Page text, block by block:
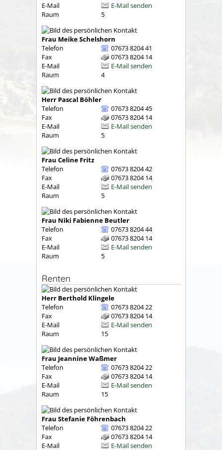
E-Mail
E-Mail senden
Raum
5
Frau MeikeSchelshorn
Telefon
07673 8204 41
Fax
07673 8204 14
E-Mail
E-Mail senden
Raum
4
Herr Pascal Böhler
Telefon
07673 8204 45
Fax
07673 8204 14
E-Mail
E-Mail senden
Raum
5
Frau Celine Fritz
Telefon
07673 8204 42
Fax
07673 8204 14
E-Mail
E-Mail senden
Raum
5
Frau Niki Fabienne Beutler
Telefon
07673 8204 44
Fax
07673 8204 14
E-Mail
E-Mail senden
Raum
5
Renten
Herr Berthold Klingele
Telefon
07673 8204 22
Fax
07673 8204 14
E-Mail
E-Mail senden
Raum
15
Frau JeannineWaßmer
Telefon
07673 8204 22
Fax
07673 8204 14
E-Mail
E-Mail senden
Raum
15
Frau Stefanie Föhrenbach
Telefon
07673 8204 22
Fax
07673 8204 14
E-Mail
E-Mail senden